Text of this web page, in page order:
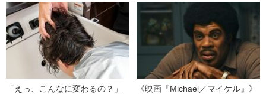
「えっ、こんなに変わるの？」
《映画『Michael／マイケル』》